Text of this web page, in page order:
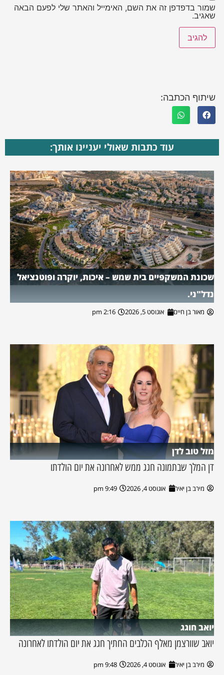
שמור בדפדפן זה את השם, האימייל והאתר שלי לפעם הבאה
שאגיב.
שיתוף הכתבה:
עוד כתבות שאולי יעניינו אותך:
שכונת המשקפיים בית שמש – איכות, יוקרה ופוטנציאל
נדל"ני.
מאור בן חיים אוגוסט 5, 2026 2:16 pm
מזל טוב לדן
דן המלך שבתמונה חגג ממש לאחרונה את יום הולדתו
מירב בן יאיר אוגוסט 4, 2026 9:49 pm
יואב חוגג
יואב שוורצמן מאלף הכלבים החתיך חגג את יום הולדתו לאחרונה
מירב בן יאיר אוגוסט 4, 2026 9:48 pm